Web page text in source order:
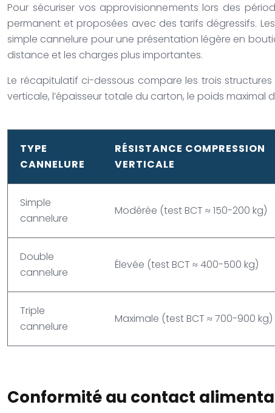
Pour sécuriser vos approvisionnements lors des
permanent et proposées avec des tarifs dégressifs.
simple cannelure pour une présentation légère en
distance et les charges plus importantes.
Le récapitulatif ci-dessous compare les trois
verticale, l’épaisseur totale du carton, le poids
TYPE
CANNELURE
RÉSISTANCE COMPRESSION
VERTICALE
Simple
cannelure
Modérée (test BCT ≈ 150-200 kg)
Double
cannelure
Élevée (test BCT ≈ 400-500 kg)
Triple
cannelure
Maximale (test BCT ≈ 700-900 kg)
Conformité au contact